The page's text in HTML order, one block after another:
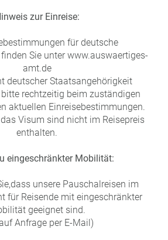
zur Einreise:
für deutsche
Sie unter www.auswaertiges-
amt.de
deutscher Staatsangehörigkeit
rechtzeitig beim zuständigen
aktuellen Einreisebestimmungen.
Visum sind nicht im Reisepreis
enthalten.
eingeschränkter Mobilität:
dass unsere Pauschalreisen im
für Reisende mit eingeschränkter
geeignet sind.
Anfrage per E-Mail)